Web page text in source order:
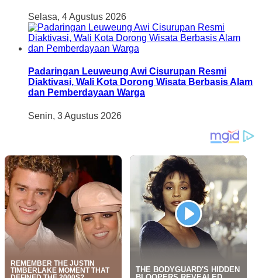
Selasa, 4 Agustus 2026
Padaringan Leuweung Awi Cisurupan Resmi
Diaktivasi, Wali Kota Dorong Wisata Berbasis Alam
dan Pemberdayaan Warga
Senin, 3 Agustus 2026